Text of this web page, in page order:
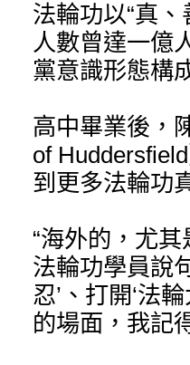
法輪功以“真
人數曾達一億
黨意識形態構
高中畢業後，
of
到更多法輪功
“海外的，尤
法輪功學員說
忍’、打開‘法
的場面，我記